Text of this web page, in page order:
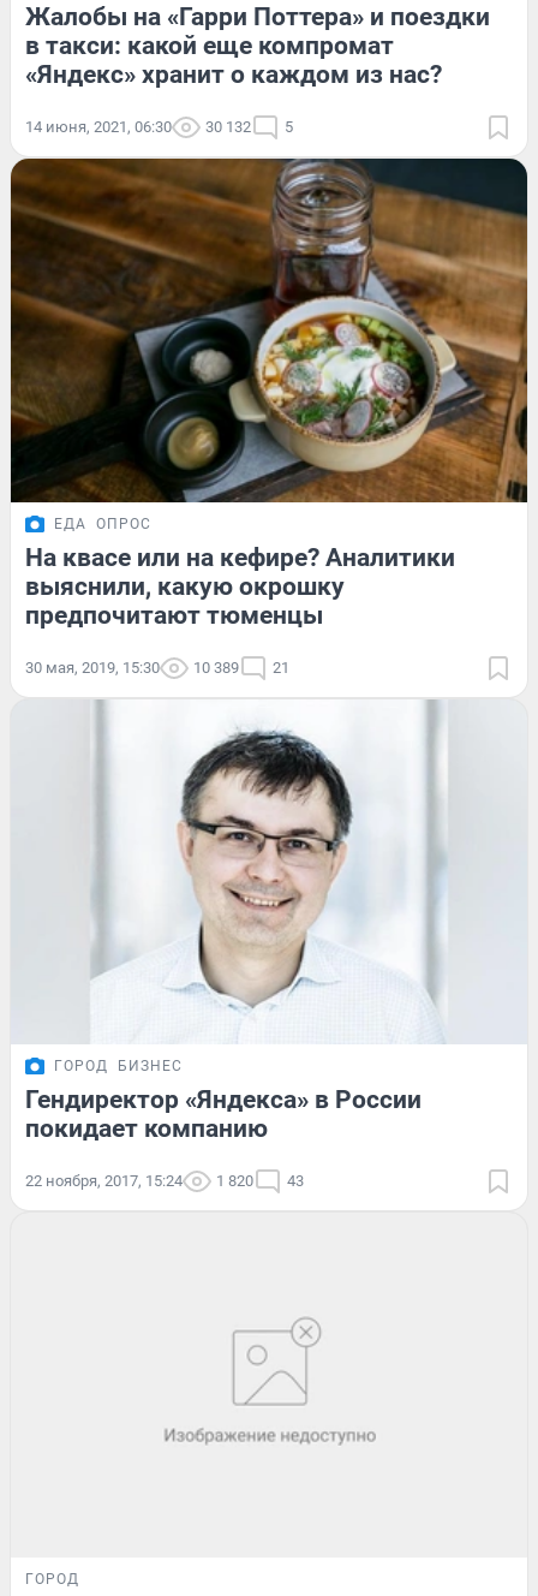
Жалобы на «Гарри Поттера» и поездки
в такси: какой еще компромат
«Яндекс» хранит о каждом из нас?
14 июня, 2021, 06:30 30 132 5
ЕДА ОПРОС
На квасе или на кефире? Аналитики
выяснили, какую окрошку
предпочитают тюменцы
30 мая, 2019, 15:30 10 389 21
ГОРОД БИЗНЕС
Гендиректор «Яндекса» в России
покидает компанию
22 ноября, 2017, 15:24 1 820 43
ГОРОД